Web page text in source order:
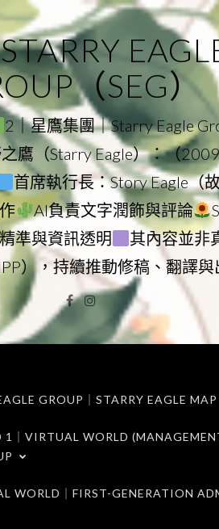
（SEG）
2｜星鷹集團｜Starry Eagle
鷹（Starry Eagle）：（
首席執行長：Story Eagle（
AI負責文字潤飾與評論
準與資訊透明 其內容並非
），持續推動修稿、翻譯與
Facebook
Instagram
GROUP｜STARRY EAGLE
｜VIRTUAL WORLD
WORLD｜FIRST-GENERATION